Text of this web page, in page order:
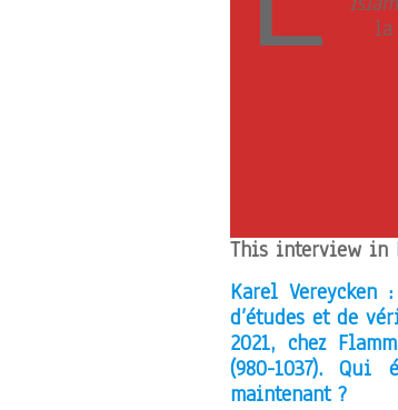
This interview in
Karel Vereycken
d’études et de
2021, chez
(980-1037).
maintenant ?